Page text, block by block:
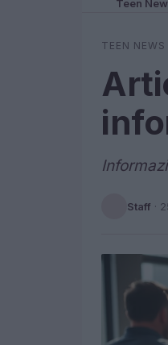
Teen
TEEN NEWS
Staff ·